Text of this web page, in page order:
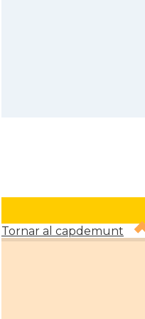
Tornar al capdemunt